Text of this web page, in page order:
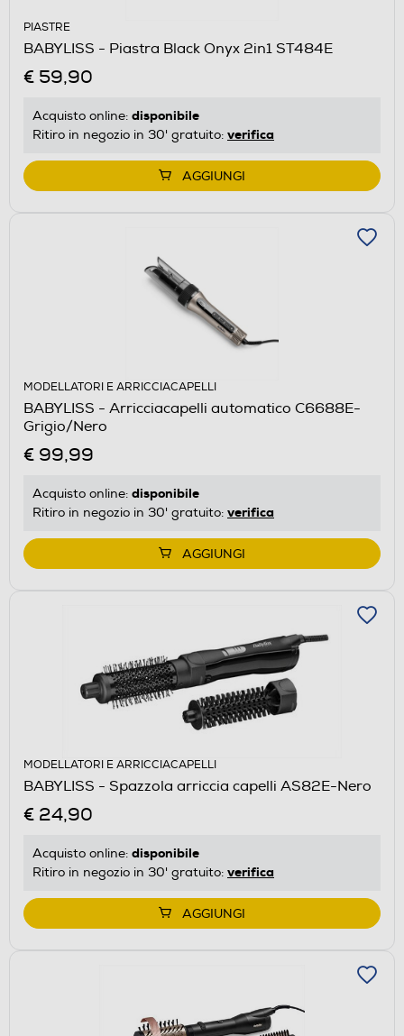
PIASTRE
BABYLISS - Piastra Black Onyx 2in1 ST484E
€ 59,90
Acquisto online: disponibile
Ritiro in negozio in 30' gratuito: verifica
AGGIUNGI
MODELLATORI E ARRICCIACAPELLI
BABYLISS - Arricciacapelli automatico C6688E-
Grigio/Nero
€ 99,99
Acquisto online: disponibile
Ritiro in negozio in 30' gratuito: verifica
AGGIUNGI
MODELLATORI E ARRICCIACAPELLI
BABYLISS - Spazzola arriccia capelli AS82E-Nero
€ 24,90
Acquisto online: disponibile
Ritiro in negozio in 30' gratuito: verifica
AGGIUNGI